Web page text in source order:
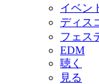
イベン
ディス
フェス
EDM
聴く
見る